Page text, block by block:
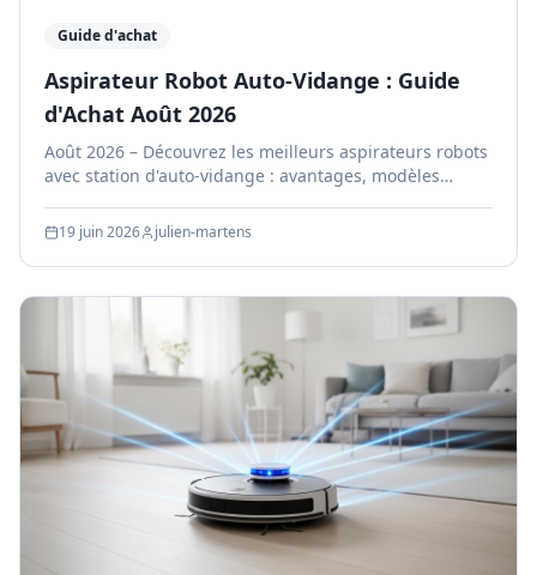
Guide d'achat
Aspirateur Robot Auto-Vidange : Guide
d'Achat Août 2026
Août 2026 – Découvrez les meilleurs aspirateurs robots
avec station d'auto-vidange : avantages, modèles
19 juin 2026 julien-martens